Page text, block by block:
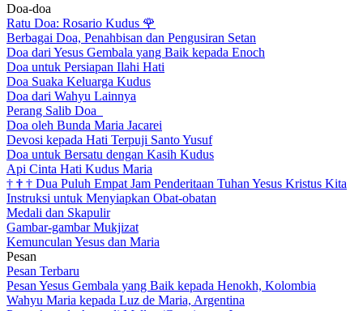
Doa-doa
Ratu Doa: Rosario Kudus 🌹
Berbagai Doa, Penahbisan dan Pengusiran Setan
Doa dari Yesus Gembala yang Baik kepada Enoch
Doa untuk Persiapan Ilahi Hati
Doa Suaka Keluarga Kudus
Doa dari Wahyu Lainnya
Perang Salib Doa
Doa oleh Bunda Maria Jacarei
Devosi kepada Hati Terpuji Santo Yusuf
Doa untuk Bersatu dengan Kasih Kudus
Api Cinta Hati Kudus Maria
† † † Dua Puluh Empat Jam Penderitaan Tuhan Yesus Kristus Kita
Instruksi untuk Menyiapkan Obat-obatan
Medali dan Skapulir
Gambar-gambar Mukjizat
Kemunculan Yesus dan Maria
Pesan
Pesan Terbaru
Pesan Yesus Gembala yang Baik kepada Henokh, Kolombia
Wahyu Maria kepada Luz de Maria, Argentina